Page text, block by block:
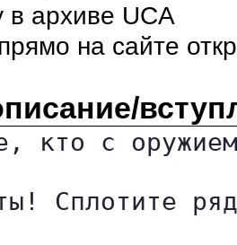
в архиве UCA
на сайте
кто с
Сплотите